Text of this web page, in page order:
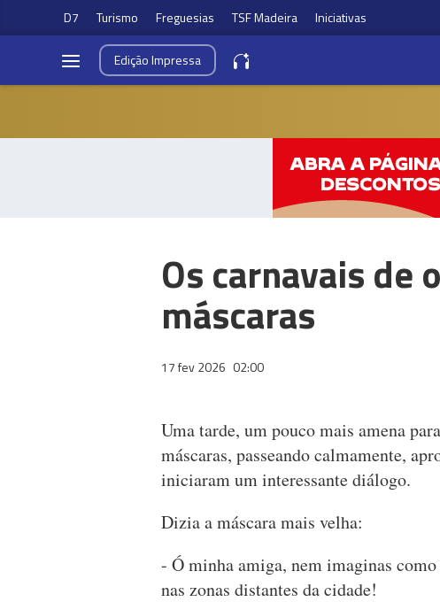
D7 Turismo Freguesias TSF Madeira Iniciativas
EdiçãoImpressa
Os carnavais de
máscaras
17 fev 2026 02:00
Uma tarde, um pouco mais amena
máscaras, passeando calmamente,
iniciaram um interessante diálogo.
Dizia a máscara mais velha:
- Ó minha amiga, nem imaginas
nas zonas distantes da cidade!